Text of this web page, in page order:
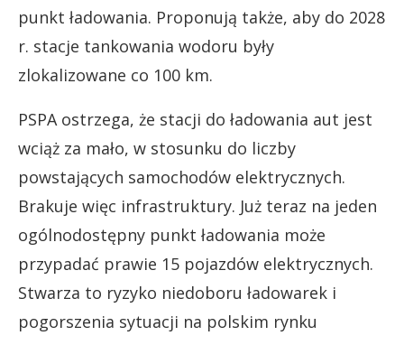
punkt ładowania. Proponują także, aby do 2028
r. stacje tankowania wodoru były
zlokalizowane co 100 km.
PSPA ostrzega, że stacji do ładowania aut jest
wciąż za mało, w stosunku do liczby
powstających samochodów elektrycznych.
Brakuje więc infrastruktury. Już teraz na jeden
ogólnodostępny punkt ładowania może
przypadać prawie 15 pojazdów elektrycznych.
Stwarza to ryzyko niedoboru ładowarek i
pogorszenia sytuacji na polskim rynku